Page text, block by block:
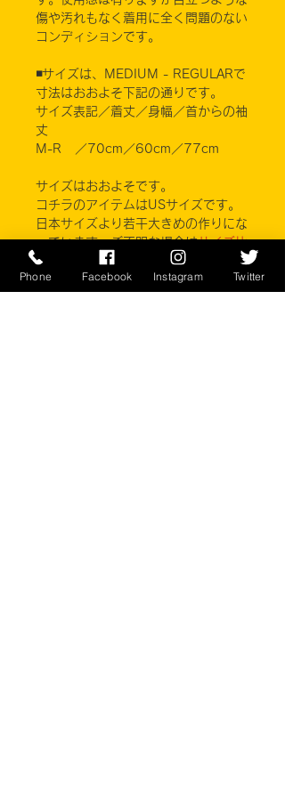
傷や汚れもなく着用に全く問題のない
コンディションです。
◾️サイズは、MEDIUM - REGULARで
寸法はおおよそ下記の通りです。
サイズ表記／着丈／身幅／首からの袖
丈
M-R ／70cm／60cm／77cm
サイズはおおよそです。
コチラのアイテムはUSサイズです。
日本サイズより若干大きめの作りにな
っています。ご不明な場合はサイズ比
較表ページ
をご参考下さい。
Phone Facebook Instagram Twitter